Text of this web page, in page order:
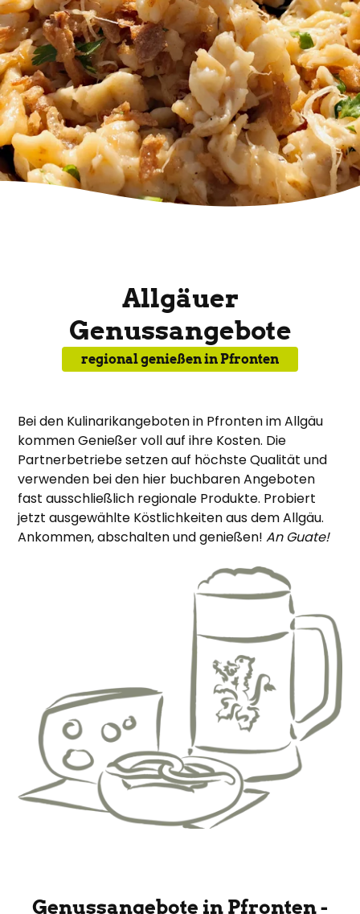
Allgäuer
Genussangebote
regional genießen in Pfronten
Bei den Kulinarikangeboten in Pfronten im Allgäu
kommen Genießer voll auf ihre Kosten. Die
Partnerbetriebe setzen auf höchste Qualität und
verwenden bei den hier buchbaren Angeboten
fast ausschließlich regionale Produkte. Probiert
jetzt ausgewählte Köstlichkeiten aus dem Allgäu.
Ankommen, abschalten und genießen! An Guate!
Genussangebote in Pfronten -